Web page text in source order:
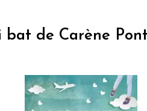
de Carène